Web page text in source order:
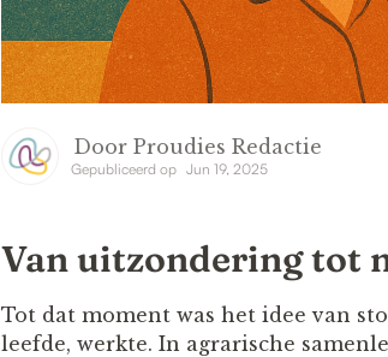
Door Proudies Redactie
Gepubliceerd op Jun 19, 2025
Van uitzondering tot
Tot dat moment was het idee van
leefde, werkte. In agrarische